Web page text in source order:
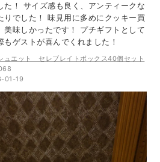
た！ サイズ感も良く、アンティークな
りでした！ 味見用に多めにクッキー買
美味しかったです！ プチギフトとして
もゲストが喜んでくれました！
ュエット セレブレイトボックス40個セット
01-19